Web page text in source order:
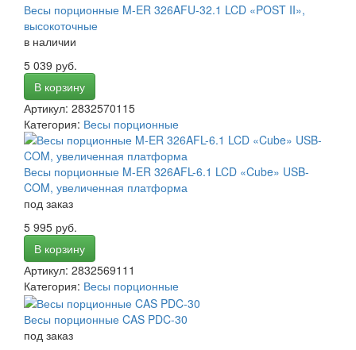
Весы порционные M-ER 326AFU-32.1 LCD «POST II»,
высокоточные
в наличии
5 039 руб.
В корзину
Артикул: 2832570115
Категория: Весы порционные
Весы порционные M-ER 326AFL-6.1 LCD «Cube» USB-
COM, увеличенная платформа
под заказ
5 995 руб.
В корзину
Артикул: 2832569111
Категория: Весы порционные
Весы порционные CAS PDC-30
под заказ